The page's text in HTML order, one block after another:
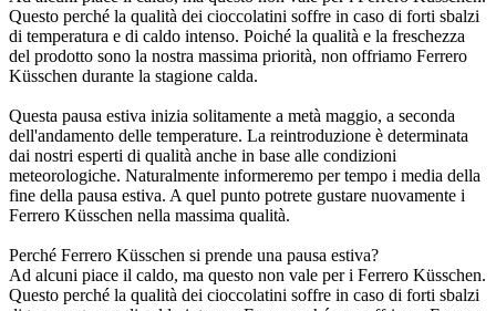
Questo perché la qualità dei cioccolatini soffre in caso di forti sbalzi
di temperatura e di caldo intenso. Poiché la qualità e la freschezza
del prodotto sono la nostra massima priorità, non offriamo Ferrero
Küsschen durante la stagione calda.
Questa pausa estiva inizia solitamente a metà maggio, a seconda
dell'andamento delle temperature. La reintroduzione è determinata
dai nostri esperti di qualità anche in base alle condizioni
meteorologiche. Naturalmente informeremo per tempo i media della
fine della pausa estiva. A quel punto potrete gustare nuovamente i
Ferrero Küsschen nella massima qualità.
Perché Ferrero Küsschen si prende una pausa estiva?
Ad alcuni piace il caldo, ma questo non vale per i Ferrero Küsschen.
Questo perché la qualità dei cioccolatini soffre in caso di forti sbalzi